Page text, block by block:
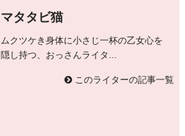
マタタビ猫
ムクツケき身体に小さじ一杯の乙女心を
隠し持つ、おっさんライタ...
このライターの記事一覧